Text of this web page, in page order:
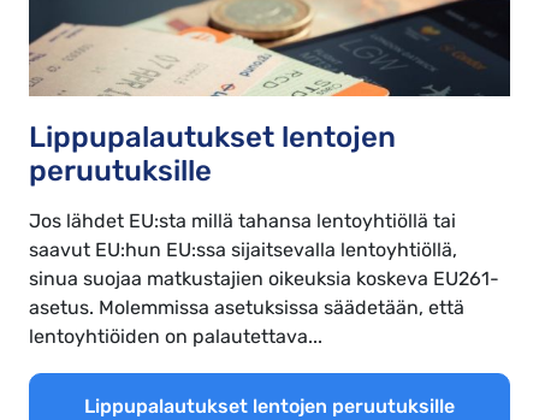
Lippupalautukset lentojen
peruutuksille
Jos lähdet EU:sta millä tahansa lentoyhtiöllä tai
saavut EU:hun EU:ssa sijaitsevalla lentoyhtiöllä,
sinua suojaa matkustajien oikeuksia koskeva EU261-
asetus. Molemmissa asetuksissa säädetään, että
lentoyhtiöiden on palautettava...
Lippupalautukset lentojen peruutuksille